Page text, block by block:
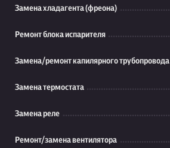
Замена хладагента (фреона)
Ремонт блока испарителя
Замена/ремонт капилярного трубопровода
Замена термостата
Замена реле
Ремонт/замена вентилятора